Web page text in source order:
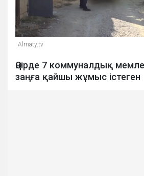
Almaty.tv
Өңірде 7 коммуналдық
заңға қайшы жұмыс істеген